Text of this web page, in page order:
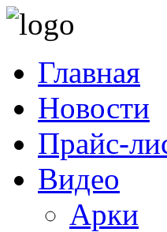
Главная
Новости
Прайс-
Видео
Арки